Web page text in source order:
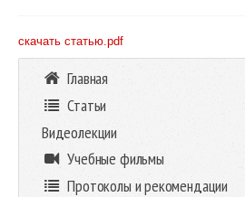
скачать статью.pdf
Главная
Статьи
Видеолекции
Учебные фильмы
Протоколы и рекомендации